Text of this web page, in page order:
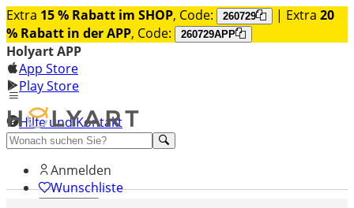
Extra 15 % Rabatt im SHOP, Code: 260729 | Extra 20
% Rabatt in der APP, Code: 260729APP
Holyart APP
App Store
Play Store
Hilfe und Kontakt
Entdecken Sie Premium
Anmelden
Wunschliste